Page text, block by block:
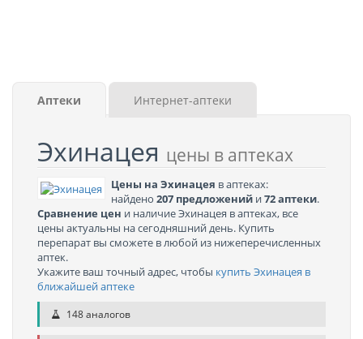
Аптеки Интернет-аптеки
Эхинацея цены в аптеках
Цены на Эхинацея в аптеках:
найдено 207 предложений и72 аптеки.
Сравнение цен и наличие Эхинацея в аптеках, все
цены актуальны на сегодняшний день. Купить
перепарат вы сможете в любой из нижеперечисленных
аптек.
Укажите ваш точный адрес, чтобы купить Эхинацея в
ближайшей аптеке
148 аналогов